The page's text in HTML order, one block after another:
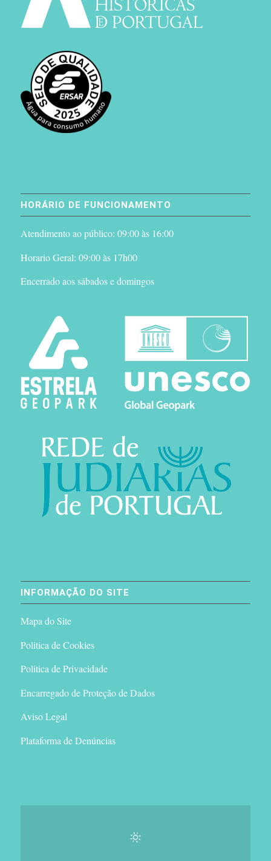
HORÁRIO DE FUNCIONAMENTO
Atendimento ao público: 09:00 às 16:00
Horario Geral: 09:00 às 17h00
Encerrado aos sábados e domingos
INFORMAÇÃO DO SITE
Mapa do Site
Politica de Cookies
Politica de Privacidade
Encarregado de Proteção de Dados
Aviso Legal
Plataforma de Denúncias